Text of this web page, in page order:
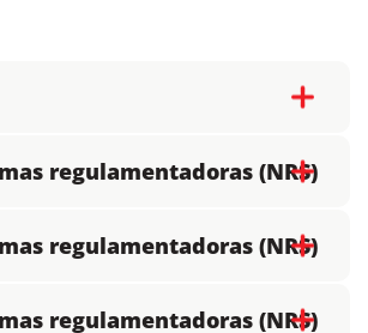
regulamentadoras (NRS)
regulamentadoras (NRS)
regulamentadoras (NRS)